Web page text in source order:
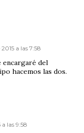
a las 7:58
encargaré del
hacemos las dos.
a las 9:58